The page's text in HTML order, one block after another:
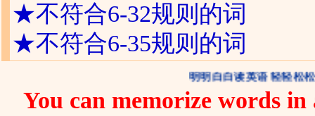
★不符合6-32规则的词
★不符合6-35规则的词
明明白白读英语 轻轻松松
You can memorize words in